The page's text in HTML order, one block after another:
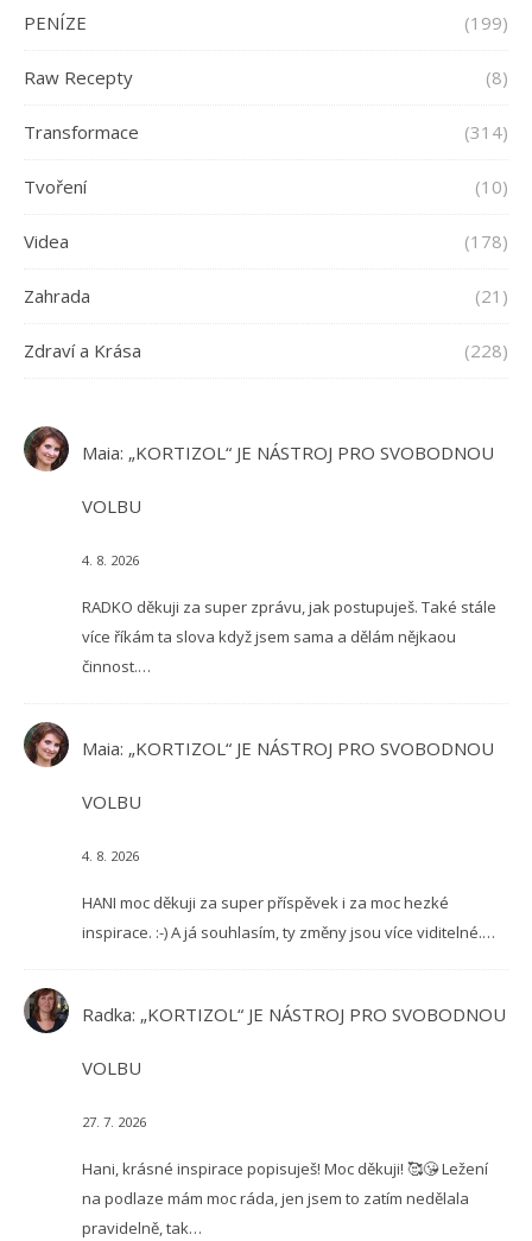
PENÍZE (199)
Raw Recepty (8)
Transformace (314)
Tvoření (10)
Videa (178)
Zahrada (21)
Zdraví a Krása (228)
Maia: „KORTIZOL“ JE NÁSTROJ PRO SVOBODNOU
VOLBU
4. 8. 2026
RADKO děkuji za super zprávu, jak postupuješ. Také stále
více říkám ta slova když jsem sama a dělám nějkaou
činnost.…
Maia: „KORTIZOL“ JE NÁSTROJ PRO SVOBODNOU
VOLBU
4. 8. 2026
HANI moc děkuji za super příspěvek i za moc hezké
inspirace. :-) A já souhlasím, ty změny jsou více viditelné.…
Radka: „KORTIZOL“ JE NÁSTROJ PRO SVOBODNOU
VOLBU
27. 7. 2026
Hani, krásné inspirace popisuješ! Moc děkuji! 🥰😘 Ležení
na podlaze mám moc ráda, jen jsem to zatím nedělala
pravidelně, tak…